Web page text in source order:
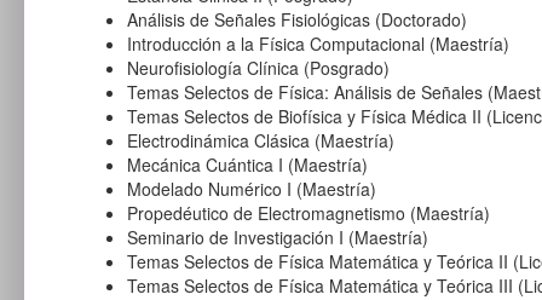
Análisis de Señales Fisiológicas (Doctorado)
Introducción a la Física Computacional (Maestría)
Neurofisiología Clínica (Posgrado)
Temas Selectos de Física: Análisis de Señales
Temas Selectos de Biofísica y Física Médica II
Electrodinámica Clásica (Maestría)
Mecánica Cuántica I (Maestría)
Modelado Numérico I (Maestría)
Propedéutico de Electromagnetismo (Maestría)
Seminario de Investigación I (Maestría)
Temas Selectos de Física Matemática y Teórica II
Temas Selectos de Física Matemática y Teórica III